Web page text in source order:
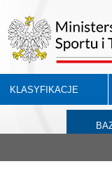
KLASYFIKACJE